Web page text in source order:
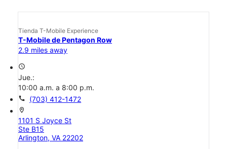
Tienda T-Mobile Experience
T-Mobile de Pentagon Row
2.9 miles away
access_time
Jue.:
10:00 a.m. a 8:00 p.m.
call (703) 412-1472
location_on
1101 S Joyce St
Ste B15
Arlington, VA 22202